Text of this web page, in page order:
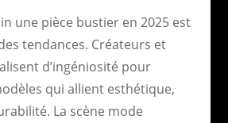
une pièce bustier en 2025 est
tendances. Créateurs et
d’ingéniosité pour
qui allient esthétique,
La scène mode